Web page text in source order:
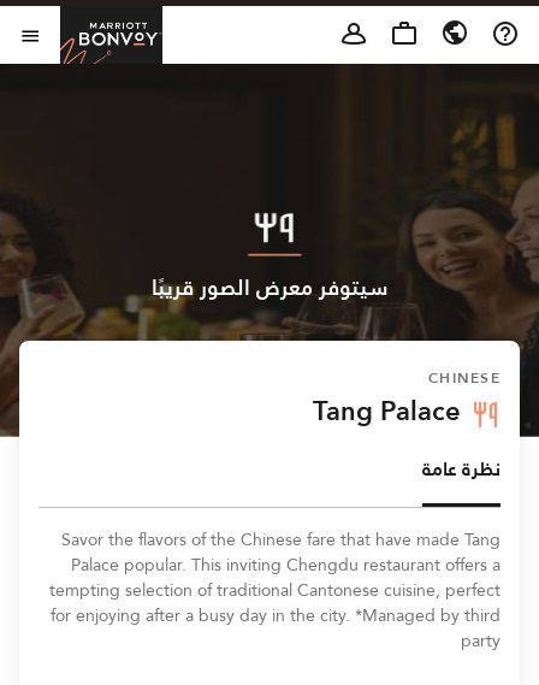
Skip to Content
سيتوفر معرض الصور قريبًا
CHINESE
Tang Palace
نظرة عامة
Savor the flavors of the Chinese fare that have made Tang
Palace popular. This inviting Chengdu restaurant offers a
tempting selection of traditional Cantonese cuisine, perfect
for enjoying after a busy day in the city. *Managed by third
party